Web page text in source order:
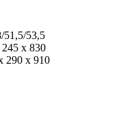
51,5/53,5
x 830
290 x 910